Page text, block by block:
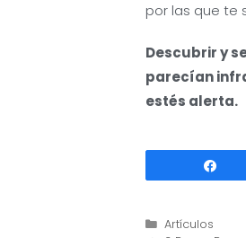
por las que te
Descubrir y
parecían
estés alerta.
Categorías
Artículos